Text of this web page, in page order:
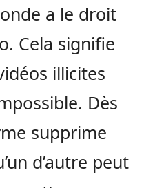
a le droit
Cela signifie
illicites
Dès
supprime
d’autre peut